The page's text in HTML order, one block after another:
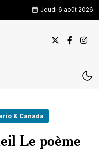
Jeudi 6 août 2026
& Canada
Le poème